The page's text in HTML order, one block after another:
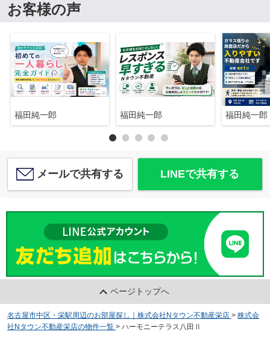
お客様の声
福田純一郎 福田純一郎 福田純一郎
メールで共有する LINEで共有する
ページトップへ
名古屋市中区・栄駅周辺のお部屋探し｜株式会社Nタウン不動産栄店 > 株式会
社Nタウン不動産栄店の物件一覧 > ハーモニーテラス八田Ⅱ